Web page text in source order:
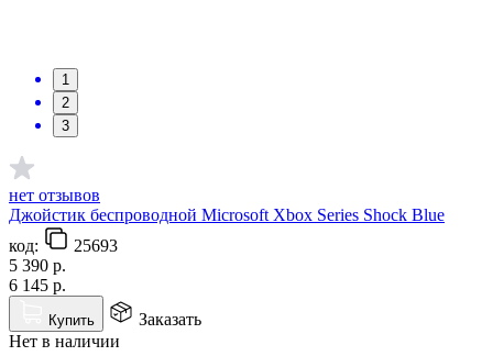
1
2
3
нет отзывов
Джойстик беспроводной Microsoft Xbox Series Shock Blue
код:
25693
5 390 р.
6 145 р.
Купить
Заказать
Нет в наличии